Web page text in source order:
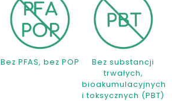
Bez PFAS, bez POP
Bez substancji
trwałych,
bioakumulacyjnych
i toksycznych (PBT)